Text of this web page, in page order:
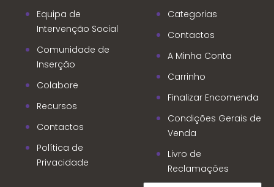
Equipa de
Intervenção Social
Comunidade de
Inserção
Colabore
Recursos
Contactos
Política de
Privacidade
Categorias
Contactos
A Minha Conta
Carrinho
Finalizar Encomenda
Condições Gerais de
Venda
Livro de
Reclamações